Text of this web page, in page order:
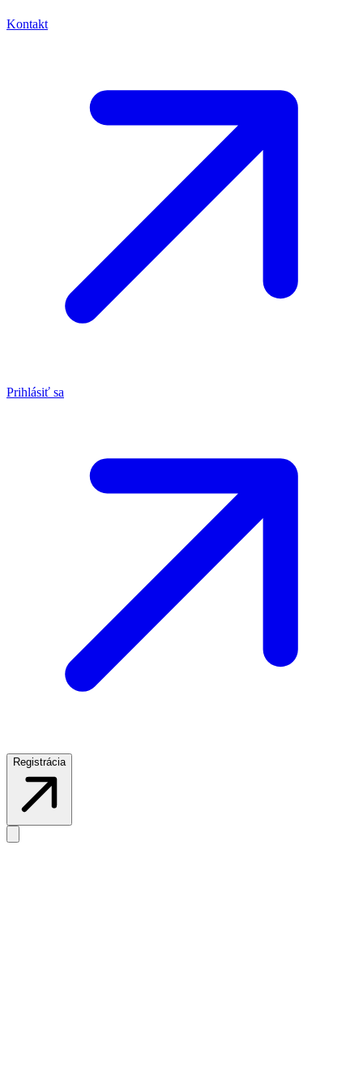
Kontakt
Prihlásiť sa
Registrácia